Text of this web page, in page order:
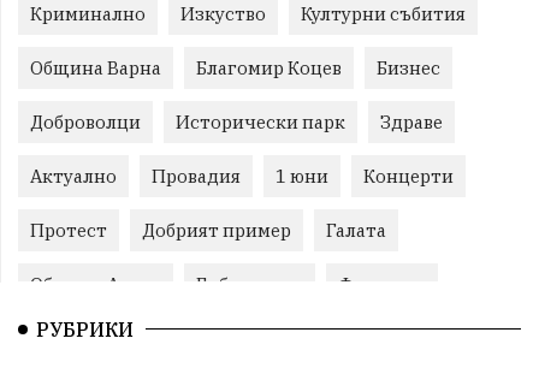
Криминално Изкуство Културни събития
Община Варна Благомир Коцев Бизнес
Доброволци Исторически парк Здраве
Актуално Провадия 1 юни Концерти
Протест Добрият пример Галата
Община Аврен Библиотека Фестивал
Финанси
РУБРИКИ